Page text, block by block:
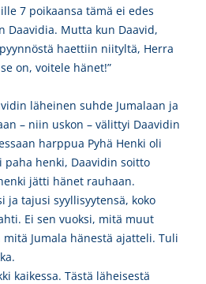
7 poikaansa tämä ei edes
Daavidia. Mutta kun Daavid,
haettiin niityltä, Herra
on, voitele hänet!”
läheinen suhde Jumalaan ja
– niin uskon – välittyi Daavidin
harppua Pyhä Henki oli
paha henki, Daavidin soitto
jätti hänet rauhaan.
ja tajusi syyllisyytensä, koko
Ei sen vuoksi, mitä muut
Jumala hänestä ajatteli. Tuli
kaikessa. Tästä läheisestä